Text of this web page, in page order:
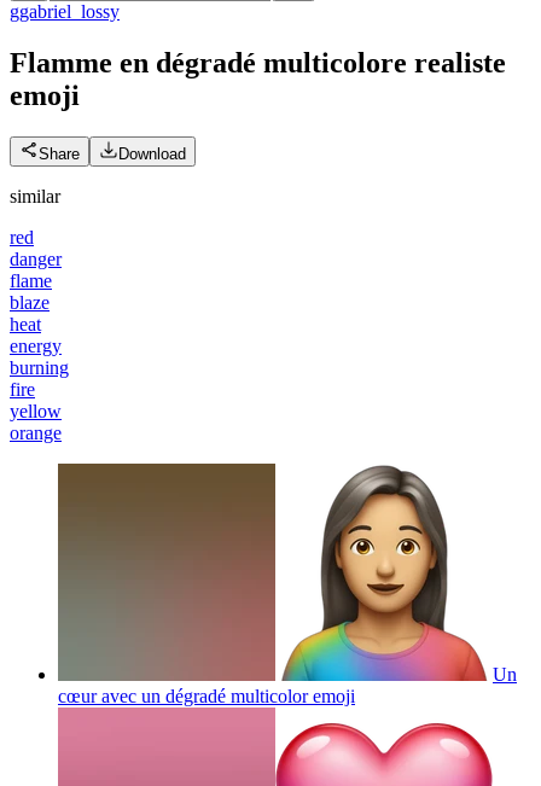
ggabriel_lossy
Flamme en dégradé multicolore realiste
emoji
Share Download
similar
red
danger
flame
blaze
heat
energy
burning
fire
yellow
orange
Un
cœur avec un dégradé multicoloremoji